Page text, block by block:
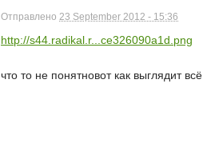
Отправлено 23 September 2012 - 15:36
http://s44.radikal.r...ce326090a1d.png
что то не понятновот как выглядит всё